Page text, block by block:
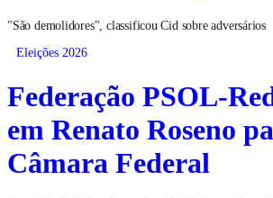
"São demolidores", classificou Cid sobre adversários
Eleições 2026
Federação PSOL-
em Renato Roseno
Câmara Federal